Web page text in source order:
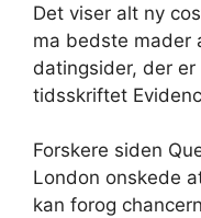
Det viser alt ny
ma bedste mader
datingsider, der
tidsskriftet
Forskere siden
London onskede
kan forog